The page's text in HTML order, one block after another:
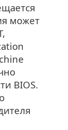
может
BIOS.